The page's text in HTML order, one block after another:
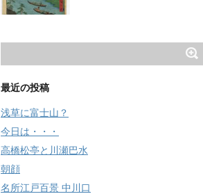
最近の投稿
浅草に富士山？
今日は・・・
高橋松亭と川瀬巴水
朝顔
名所江戸百景 中川口